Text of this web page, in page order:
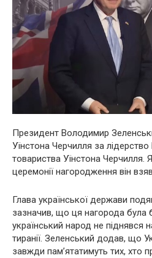
Президент Володимир
Уїнстона Черчилля за
товариства Уїнстона Черчилля.
церемонії нагородження він
Глава української держави
зазначив, що ця нагорода була
український народ не піднявся
тиранії. Зеленський додав, що
завжди пам’ятатимуть тих, хто